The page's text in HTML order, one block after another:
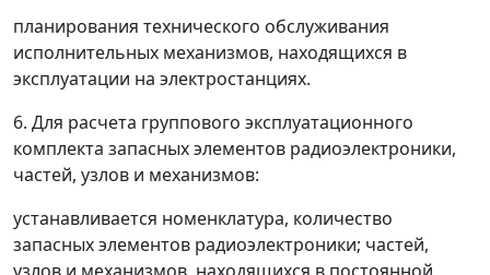
планирования технического обслуживания
исполнительных механизмов, находящихся в
эксплуатации на электростанциях.
6. Для расчета группового эксплуатационного
комплекта запасных элементов радиоэлектроники,
частей, узлов и механизмов:
устанавливается номенклатура, количество
запасных элементов радиоэлектроники; частей,